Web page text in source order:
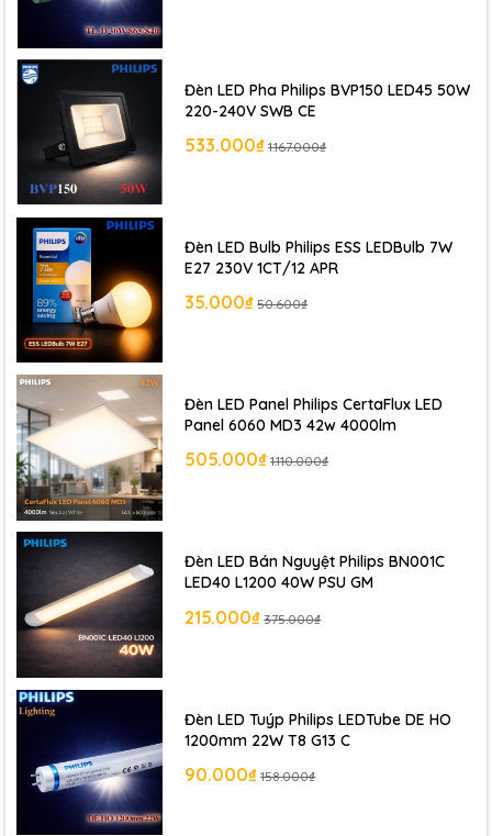
Đèn LED Pha Philips BVP150 LED45 50W
220-240V SWB CE
533.000₫ 1.167.000₫
Đèn LED Bulb Philips ESS LEDBulb 7W
E27 230V 1CT/12 APR
35.000₫ 50.600₫
Đèn LED Panel Philips CertaFlux LED
Panel 6060 MD3 42w 4000lm
505.000₫ 1.110.000₫
Đèn LED Bán Nguyệt Philips BN001C
LED40 L1200 40W PSU GM
215.000₫ 375.000₫
Đèn LED Tuýp Philips LEDTube DE HO
1200mm 22W T8 G13 C
90.000₫ 158.000₫